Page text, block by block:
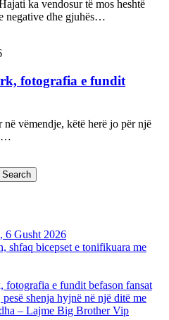
ka vendosur të mos heshtë
negative dhe gjuhës…
fotografia e fundit
vëmendje, këtë herë jo për një
Search
6 Gusht 2026
shfaq bicepset e tonifikuara me
fotografia e fundit befason fansat
shenja hyjnë në një ditë me
– Lajme Big Brother Vip